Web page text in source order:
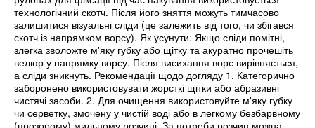
технологічний скотч. Після його зняття можуть тимчасово
залишитися візуальні сліди (це залежить від того, чи збігався
скотч із напрямком ворсу). Як усунути: Якщо сліди помітні,
злегка зволожте м'яку губку або щітку та акуратно прочешіть
велюр у напрямку ворсу. Після висихання ворс вирівняється,
а сліди зникнуть. Рекомендації щодо догляду 1. Категорично
заборонено використовувати жорсткі щітки або абразивні
чистячі засоби. 2. Для очищення використовуйте м'яку губку
чи серветку, змочену у чистій воді або в легкому безбарвному
(прозорому) мильному розчині. За потреби розчин можна